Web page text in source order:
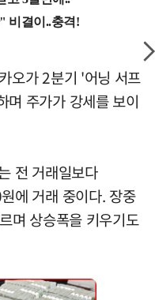
오가 2분기 '어닝 서프
며 주가가 강세를 보이
전 거래일보다
에 거래 중이다. 장중
며 상승폭을 키우기도